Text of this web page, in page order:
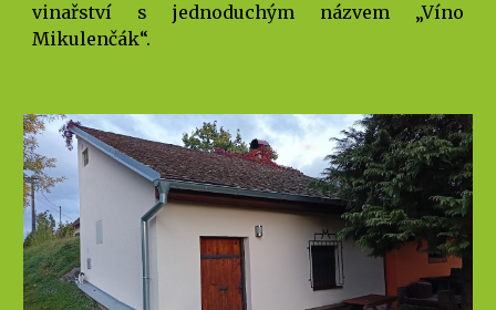
vinařství s jednoduchým názvem „Víno
Mikulenčák“.